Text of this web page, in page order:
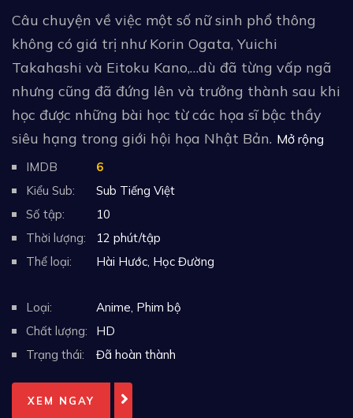
Câu chuyện về việc một số nữ sinh phổ thông
không có giá trị như Korin Ogata, Yuichi
Takahashi và Eitoku Kano,…dù đã từng vấp ngã
nhưng cũng đã đứng lên và trưởng thành sau khi
học được những bài học từ các họa sĩ bậc thầy
siêu hạng trong giới hội họa Nhật Bản. Mở rộng
IMDB
6
Kiểu Sub:
Sub Tiếng Việt
Số tập:
10
Thời lượng:
12 phút/tập
Thể loại:
Hài Hước, Học Đường
Loại: Anime, Phim bộ
Chất lượng:
HD
Trạng thái:
Đã hoàn thành
XEM NGAY